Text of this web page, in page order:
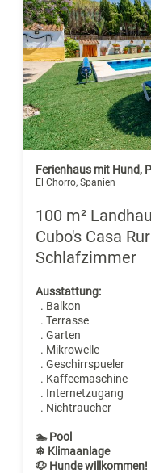
Ferienhaus mit Hund,
El Chorro, Spanien
100 m²
Cubo's Casa
Schlafzimmer
Ausstattung:
. Balkon
. Terrasse
. Garten
. Mikrowelle
. Geschirrspueler
. Kaffeemaschine
. Internetzugang
. Nichtraucher
🏊 Pool
❄ Klimaanlage
🐶 Hunde willkommen!